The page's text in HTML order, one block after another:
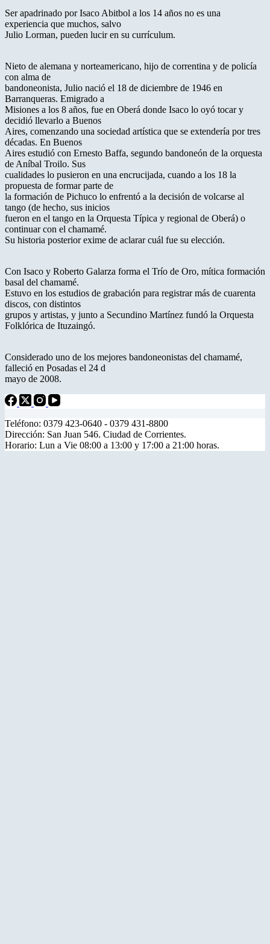
Ser apadrinado por Isaco Abitbol a los 14 años no es una
experiencia que muchos, salvo
Julio Lorman, pueden lucir en su currículum.
Nieto de alemana y norteamericano, hijo de correntina y de policía
con alma de
bandoneonista, Julio nació el 18 de diciembre de 1946 en
Barranqueras. Emigrado a
Misiones a los 8 años, fue en Oberá donde Isaco lo oyó tocar y
decidió llevarlo a Buenos
Aires, comenzando una sociedad artística que se extendería por tres
décadas. En Buenos
Aires estudió con Ernesto Baffa, segundo bandoneón de la orquesta
de Aníbal Troilo. Sus
cualidades lo pusieron en una encrucijada, cuando a los 18 la
propuesta de formar parte de
la formación de Pichuco lo enfrentó a la decisión de volcarse al
tango (de hecho, sus inicios
fueron en el tango en la Orquesta Típica y regional de Oberá) o
continuar con el chamamé.
Su historia posterior exime de aclarar cuál fue su elección.
Con Isaco y Roberto Galarza forma el Trío de Oro, mítica formación
basal del chamamé.
Estuvo en los estudios de grabación para registrar más de cuarenta
discos, con distintos
grupos y artistas, y junto a Secundino Martínez fundó la Orquesta
Folklórica de Ituzaingó.
Considerado uno de los mejores bandoneonistas del chamamé,
falleció en Posadas el 24 d
mayo de 2008.
Teléfono: 0379 423-0640 - 0379 431-8800
Dirección: San Juan 546. Ciudad de Corrientes.
Horario: Lun a Vie 08:00 a 13:00 y 17:00 a 21:00 horas.